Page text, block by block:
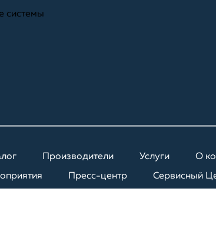
Производители Услуги О
Пресс-центр Сервисный
системы